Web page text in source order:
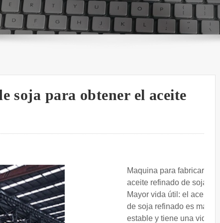
soja para obtener el aceite
Maquina para fabricar
aceite refinado de soja.
Mayor vida útil: el aceite
de soja refinado es más
estable y tiene una vida